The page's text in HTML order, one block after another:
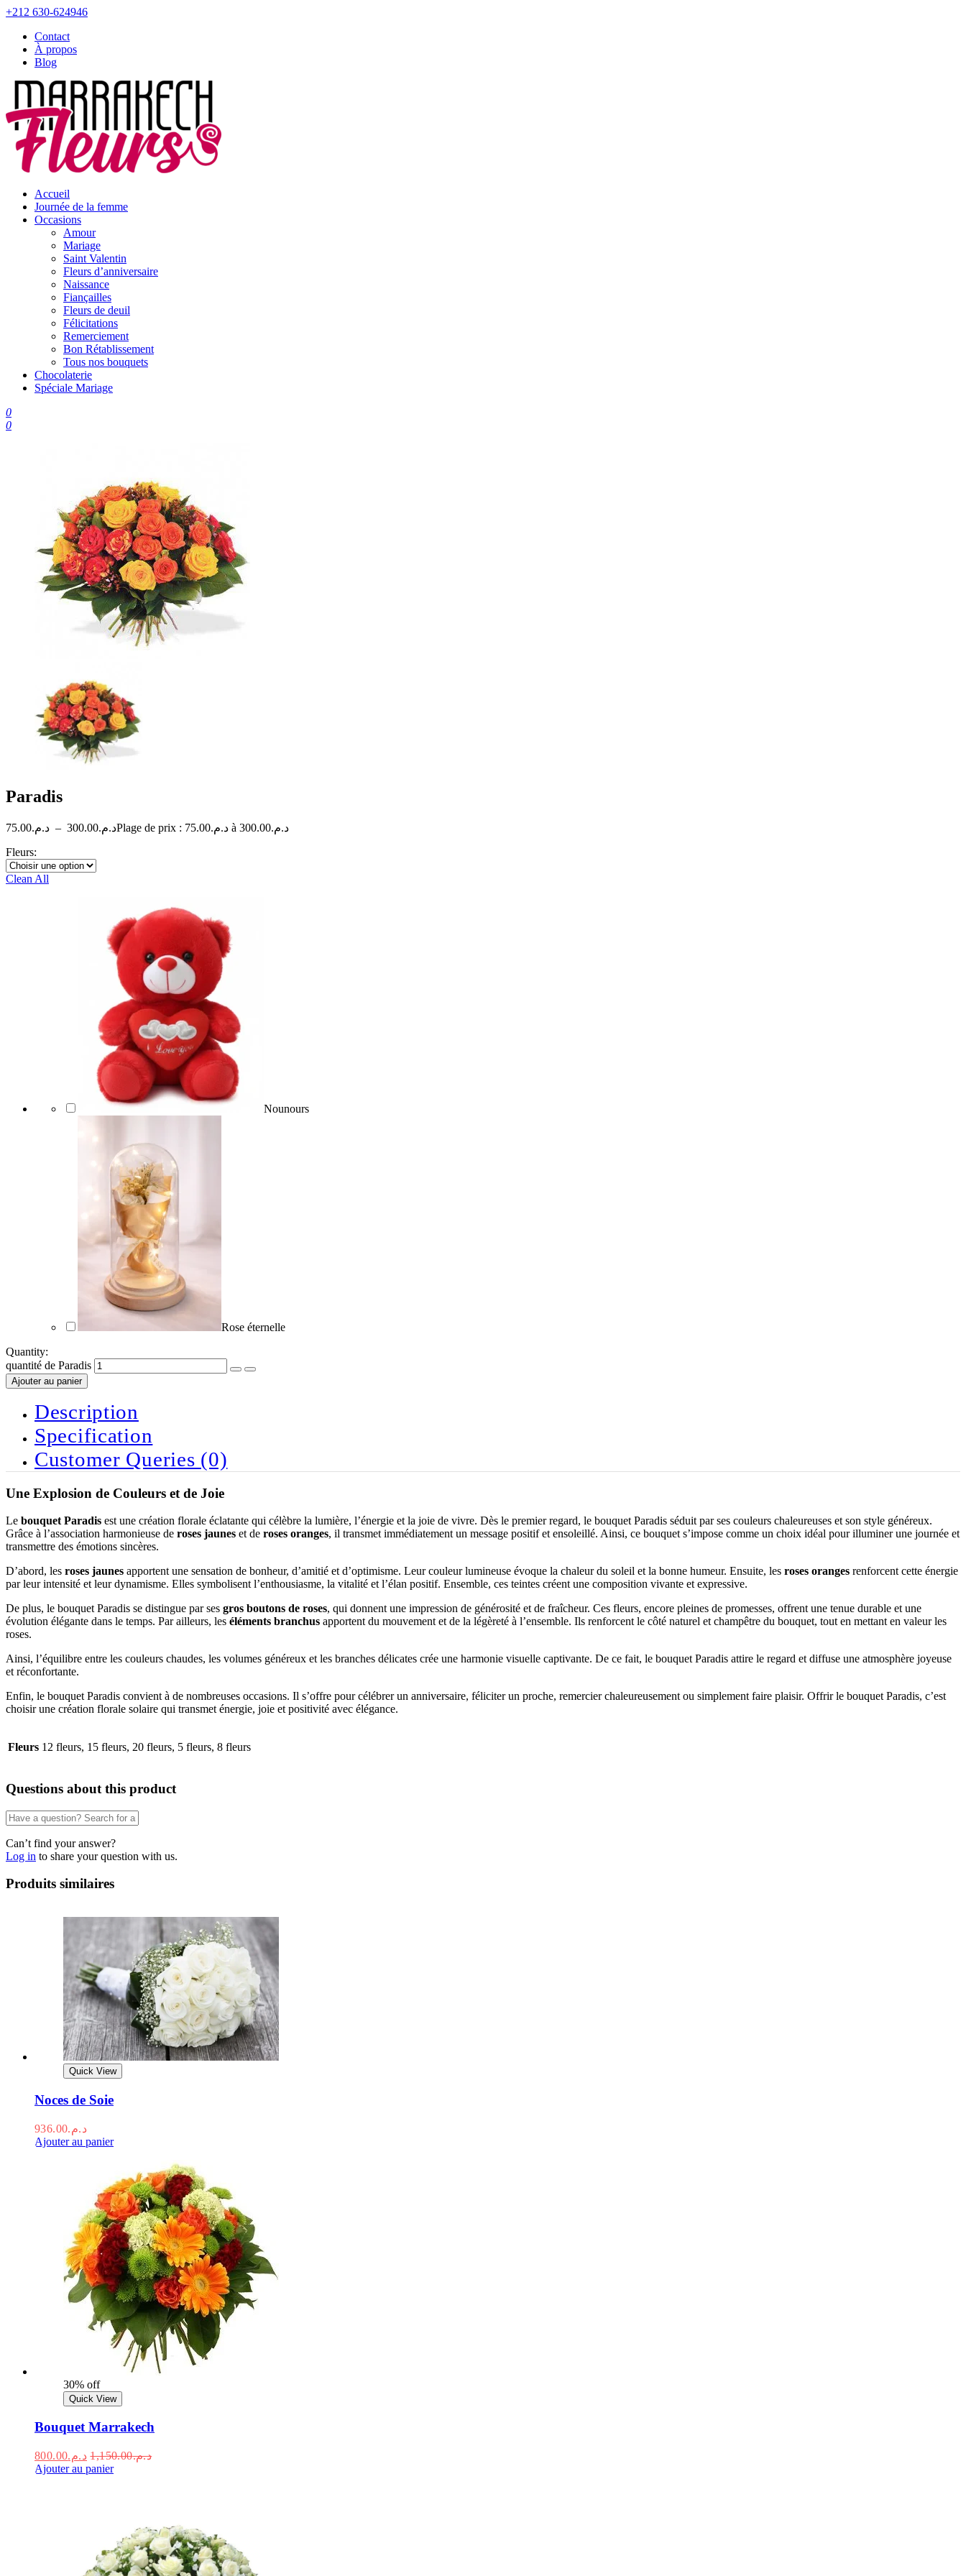
+212 630-624946
Contact
À propos
Blog
Accueil
Journée de la femme
Occasions
Amour
Mariage
Saint Valentin
Fleurs d’anniversaire
Naissance
Fiançailles
Fleurs de deuil
Félicitations
Remerciement
Bon Rétablissement
Tous nos bouquets
Chocolaterie
Spéciale Mariage
0
0
Paradis
د.م.75.00 – د.م.300.00
Plage de prix : د.م.75.00 à د.م.300.00
Fleurs:
Clean All
Nounours
Rose éternelle
Quantity:
quantité de Paradis
Ajouter au panier
Description
Specification
Customer Queries (0)
Une Explosion de Couleurs et de Joie
Le bouquet Paradis est une création florale éclatante qui célèbre la lumière, l’énergie et la joie de vivre. Dès le premier regard, le bouquet Paradis séduit par ses couleurs chaleureuses et son style généreux.
Grâce à l’association harmonieuse de roses jaunes et de roses oranges, il transmet immédiatement un message positif et ensoleillé. Ainsi, ce bouquet s’impose comme un choix idéal pour illuminer une journée et
transmettre des émotions sincères.
D’abord, les roses jaunes apportent une sensation de bonheur, d’amitié et d’optimisme. Leur couleur lumineuse évoque la chaleur du soleil et la bonne humeur. Ensuite, les roses oranges renforcent cette énergie
par leur intensité et leur dynamisme. Elles symbolisent l’enthousiasme, la vitalité et l’élan positif. Ensemble, ces teintes créent une composition vivante et expressive.
De plus, le bouquet Paradis se distingue par ses gros boutons de roses, qui donnent une impression de générosité et de fraîcheur. Ces fleurs, encore pleines de promesses, offrent une tenue durable et une
évolution élégante dans le temps. Par ailleurs, les éléments branchus apportent du mouvement et de la légèreté à l’ensemble. Ils renforcent le côté naturel et champêtre du bouquet, tout en mettant en valeur les
roses.
Ainsi, l’équilibre entre les couleurs chaudes, les volumes généreux et les branches délicates crée une harmonie visuelle captivante. De ce fait, le bouquet Paradis attire le regard et diffuse une atmosphère joyeuse
et réconfortante.
Enfin, le bouquet Paradis convient à de nombreuses occasions. Il s’offre pour célébrer un anniversaire, féliciter un proche, remercier chaleureusement ou simplement faire plaisir. Offrir le bouquet Paradis, c’est
choisir une création florale solaire qui transmet énergie, joie et positivité avec élégance.
Fleurs 12 fleurs, 15 fleurs, 20 fleurs, 5 fleurs, 8 fleurs
Questions about this product
Can’t find your answer?
Log in to share your question with us.
Produits similaires
Quick View
Noces de Soie
د.م.936.00
Ajouter au panier
30% off
Quick View
Bouquet Marrakech
د.م.800.00 د.م.1,150.00
Ajouter au panier